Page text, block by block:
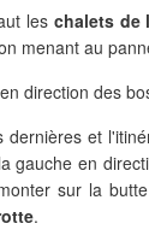
les chalets de
menant au
direction des
dernières et
gauche en
sur la
.